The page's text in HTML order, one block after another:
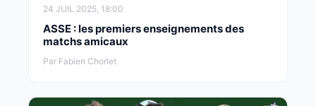
24 JUIL 2025, 18:00
ASSE : les premiers enseignements des
matchs amicaux
Par Fabien Chorlet